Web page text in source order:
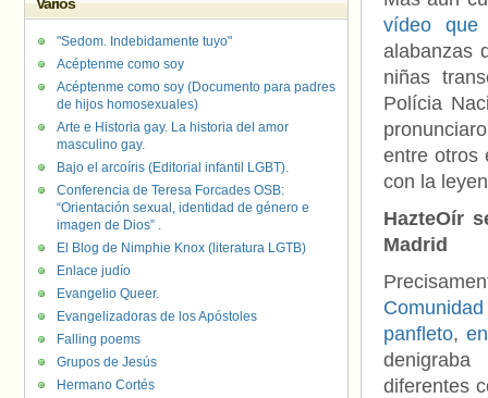
vídeo
alabanzas
niñas
Polícia
entre otros
con la
HazteOír
Madrid
panfleto,
diferentes
"Sedom. Indebidamente tuyo"
Acéptenme como soy
Acéptenme como soy (Documento para padres
de hijos homosexuales)
Arte e Historia gay. La historia del amor
masculino gay.
Bajo el arcoíris (Editorial infantil LGBT).
Conferencia de Teresa Forcades OSB:
“Orientación sexual, identidad de género e
imagen de Dios” .
El Blog de Nimphie Knox (literatura LGTB)
Enlace judío
Evangelio Queer.
Evangelizadoras de los Apóstoles
Falling poems
Grupos de Jesús
Hermano Cortés